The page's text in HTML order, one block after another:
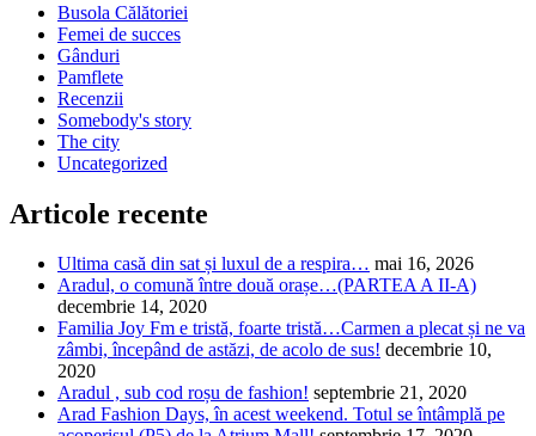
Busola Călătoriei
Femei de succes
Gânduri
Pamflete
Recenzii
Somebody's story
The city
Uncategorized
Articole recente
Ultima casă din sat și luxul de a respira… mai 16, 2026
Aradul, o comună între două orașe…(PARTEA A II-A)
decembrie 14, 2020
Familia Joy Fm e tristă, foarte tristă…Carmen a plecat și ne va
zâmbi, începând de astăzi, de acolo de sus! decembrie 10,
2020
Aradul , sub cod roșu de fashion! septembrie 21, 2020
Arad Fashion Days, în acest weekend. Totul se întâmplă pe